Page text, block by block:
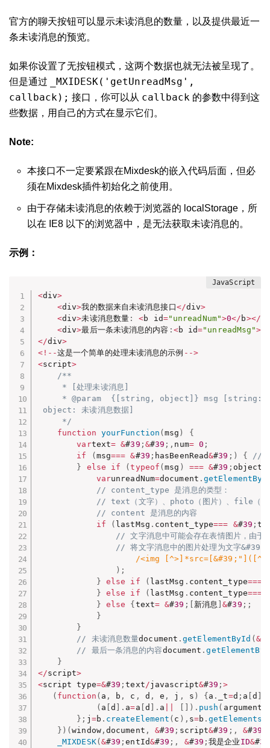
官方的聊天按钮可以显示未读消息的数量，以及提供最近一
条未读消息的预览。
如果你设置了无按钮模式，这两个数据也就无法被呈现了。
但是通过
_MXIDESK('getUnreadMsg',
callback); 接口，你可以从 callback 的参数中得到这
些数据，用自己的方式在显示它们。
Note:
本接口不一定要紧跟在Mixdesk的嵌入代码后面，但必
须在Mixdesk插件初始化之前使用。
由于存储未读消息的依赖于浏览器的 localStorage，所
以在 IE8 以下的浏览器中，是无法获取未读消息的。
示例：
<div>
<div>我的数据来自未读消息接口</div>
<div>未读消息数量 : <b id="unreadNum">0</ b></
<div>最后一条未读消息的内容 : <b id="unreadMsg">
</div>
<! --这是一个简单的处理未读消息的示例 -->
<script>
/**
     * [处理未读消息]
* @param  {[string, object]} msg [string:
object: 未读消息数据]
     */
function yourFunction (msg )
{
vartext= &#39 ; &#39 ; , num= 0 ;
if
( msg=== &#39 ; hasBeenRead&#39 ; ) {
//
}
else if (typeof (msg ) === &#39 ; object
varunreadNum=document .
// content_type 是消息的类型：
// text（文字）、photo（图片）、file（文
// content 是消息的内容
if
( lastMsg . content_type=== &#39 ;
// 文字消息中可能会存在表情图片，由于
// 将文字消息中的图片处理为文字
/<img
) ;
} else if ( lastMsg . content_type===
} else if ( lastMsg . content_type===
} else { text= &#39 ; 新消息 ]&#39 ; ;
}
}
// 未读消息数量document .getElementById ( &#
// 最后一条消息的内容document .
}
</script>
<script type=&#39 ;text/javascript&#39 ;>
( function ( a , b , c , d , e , j , s ) { a . _t=d ; a [d
( a [d . a=a d . a ) . push ( arguments
} ; j =b . createElement ( c ) , s=b .
} ) (window, document , &#39 ; script&#39 ; , &#39
_MIXDESK( &#39 ;entId&#39 ; , &#39 ;我是企业 ID&#39